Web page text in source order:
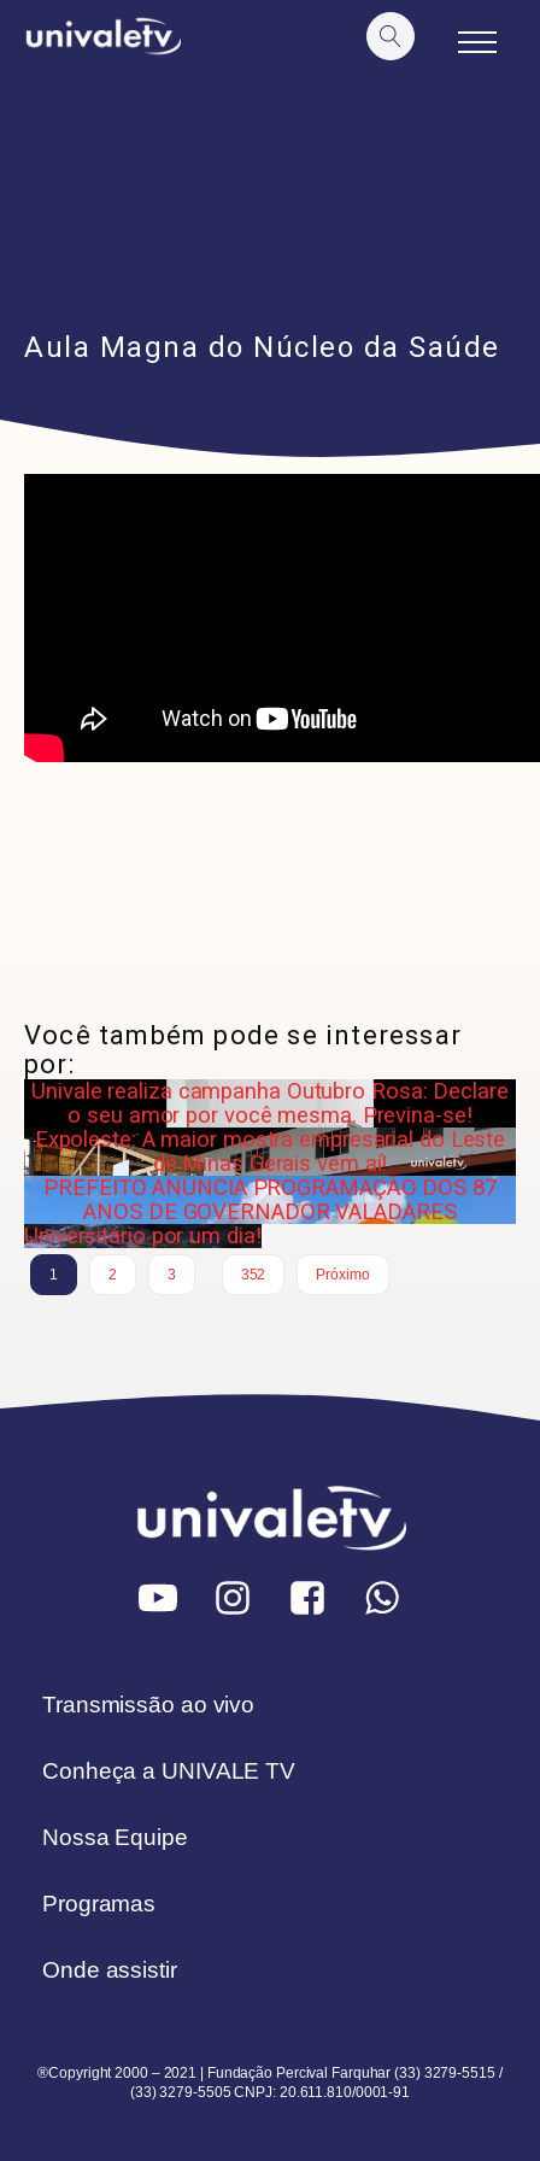
conteúdo
Aula Magna do Núcleo da Saúde
Você também pode se interessar
por:
Univale realiza campanha Outubro Rosa: Declare
o seu amor por você mesma. Previna-se!
Expoleste: A maior mostra empresarial do Leste
de Minas Gerais vem aí!
PREFEITO ANUNCIA PROGRAMAÇÃO DOS 87
ANOS DE GOVERNADOR VALADARES
Universitário por um dia!
1 2 3
352
Próximo
Transmissão ao vivo
Conheça a UNIVALE TV
Nossa Equipe
Programas
Onde assistir
®Copyright 2000 – 2021 | Fundação Percival Farquhar (33) 3279-5515 /
(33) 3279-5505 CNPJ: 20.611.810/0001-91